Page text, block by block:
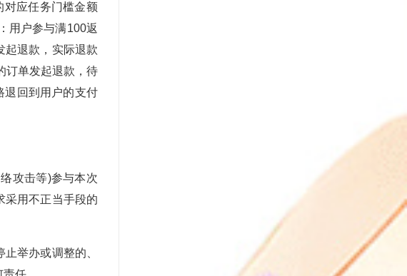
对应任务门槛金额
用户参与满100返
起退款，实际退款
订单发起退款，待
退回到用户的支付
攻击等)参与本次
采用不正当手段的
举办或调整的、